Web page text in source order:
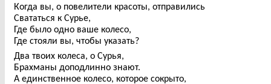
Когда вы, о повелители красоты, отправились
Свататься к Сурье,
Где было одно ваше колесо,
Где стояли вы, чтобы указать?
Два твоих колеса, о Сурья,
Брахманы доподлинно знают.
А единственное колесо, которое сокрыто,